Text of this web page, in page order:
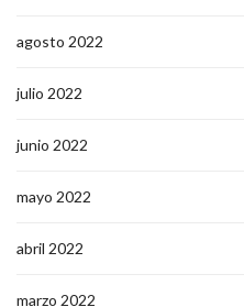
agosto 2022
julio 2022
junio 2022
mayo 2022
abril 2022
marzo 2022